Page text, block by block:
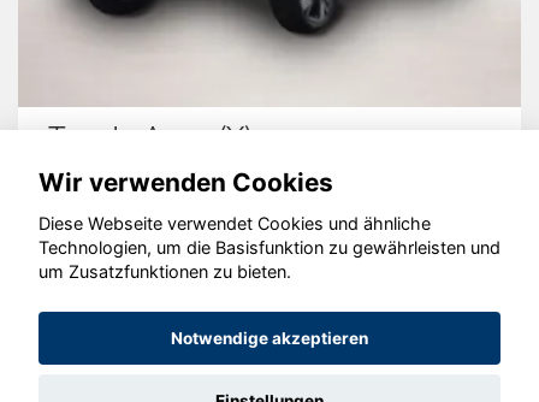
Toyota Aygo (X)
© konjunkturmotor.de GmbH 2020 - 2026
Wir verwenden Cookies
Diese Webseite verwendet Cookies und ähnliche
Technologien, um die Basisfunktion zu gewährleisten und
um Zusatzfunktionen zu bieten.
Notwendige akzeptieren